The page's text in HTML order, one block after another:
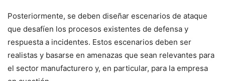
Posteriormente, ⁤se deben diseñar escenarios de ataque
que‌ desafíen los procesos ​existentes de defensa y
respuesta a​ incidentes. Estos escenarios deben ser
realistas y basarse en amenazas que sean relevantes para
el ⁤sector manufacturero y, en particular, para la empresa